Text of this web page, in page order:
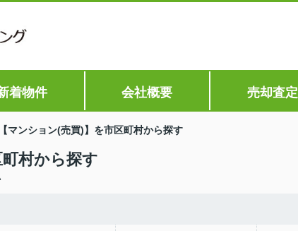
着物件 会社概要 売却査定
【マンション(売買)】を市区町村から探す
村から探す